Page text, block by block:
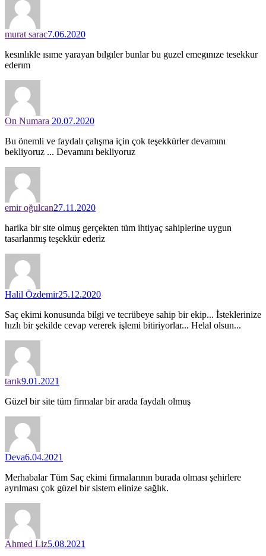
murat sarac7.06.2020
kesınlıkle ısıme yarayan bılgıler bunlar bu guzel emegınıze tesekkur
ederım
On Numara 20.07.2020
Bu önemli ve faydalı çalışma için çok teşekkürler devamını
bekliyoruz ... Devamını bekliyoruz
emir oğulcan27.11.2020
harika bir site olmuş gerçekten tüm ihtiyaç sahiplerine uygun
tasarlanmış teşekkür ederiz
Halil Özdemir25.12.2020
Saç ekimi konusunda bilgi ve tecrübeye sahip bir ekip... İsteklerinize
hızlı bir şekilde cevap vererek işlemi bitiriyorlar... Helal olsun...
tarık9.01.2021
Güzel bir site tüm firmalar bir arada faydalı olmuş
Deva6.04.2021
Merhabalar Tüm Saç ekimi firmalarının burada olması şehirlere
ayrılması çok güzel bir sistem elinize sağlık.
Ahmed Liz5.08.2021